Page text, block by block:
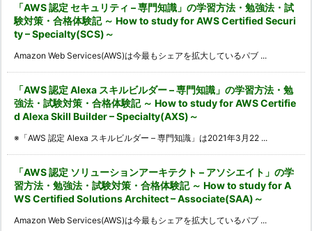
「AWS 認定 セキュリティ – 専門知識」の学習方法・勉強法・試
験対策・合格体験記 ～ How to study for AWS Certified Securi
ty – Specialty(SCS)～
Amazon Web Services(AWS)は今最もシェアを拡大しているパブ ...
「AWS 認定 Alexa スキルビルダー – 専門知識」の学習方法・勉
強法・試験対策・合格体験記 ～ How to study for AWS Certifie
d Alexa Skill Builder – Specialty(AXS)～
※「AWS 認定 Alexa スキルビルダー – 専門知識」は2021年3月22 ...
「AWS 認定 ソリューションアーキテクト – アソシエイト」の学
習方法・勉強法・試験対策・合格体験記 ～ How to study for A
WS Certified Solutions Architect – Associate(SAA)～
Amazon Web Services(AWS)は今最もシェアを拡大しているパブ ...